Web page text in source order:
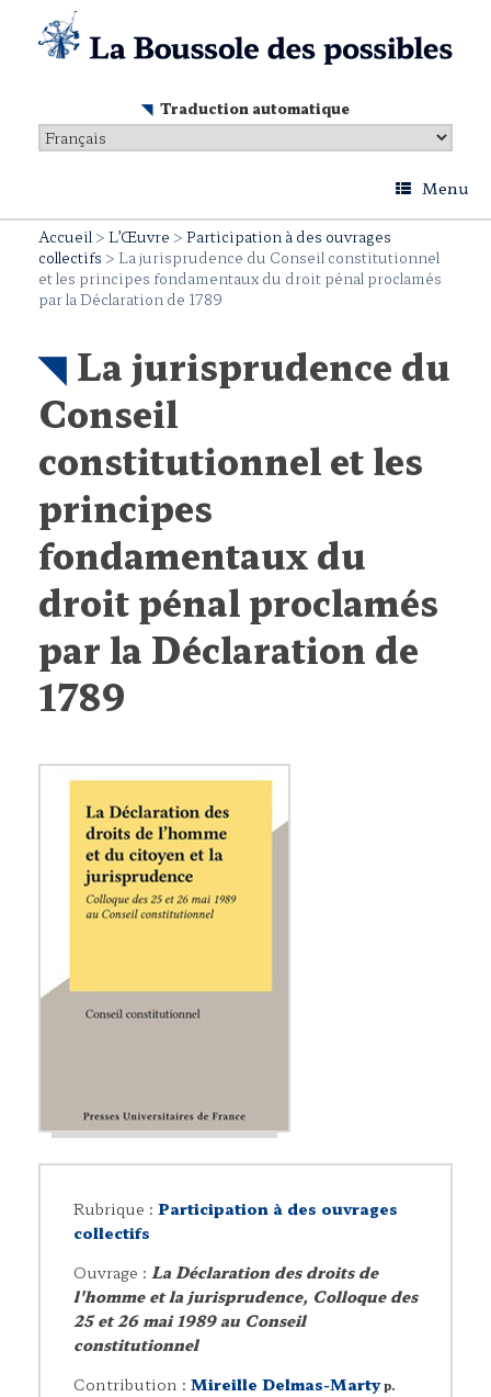
content
Traduction automatique
Menu
Accueil> L’Œuvre > Participation à des ouvrages
collectifs > La jurisprudence du Conseil constitutionnel
et les principes fondamentaux du droit pénal proclamés
par la Déclaration de 1789
La jurisprudence du
Conseil
constitutionnel et les
principes
fondamentaux du
droit pénal proclamés
par la Déclaration de
1789
Rubrique : Participation à des ouvrages
collectifs
Ouvrage : La Déclaration des droits de
l'homme et la jurisprudence, Colloque des
25 et 26 mai 1989 au Conseil
constitutionnel
Contribution : Mireille Delmas-Marty p.